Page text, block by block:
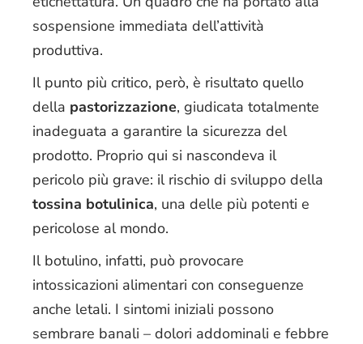
sospensione immediata dell’attività
produttiva.
Il punto più critico, però, è risultato quello
della pastorizzazione, giudicata totalmente
inadeguata a garantire la sicurezza del
prodotto. Proprio qui si nascondeva il
pericolo più grave: il rischio di sviluppo della
tossina botulinica, una delle più potenti e
pericolose al mondo.
Il botulino, infatti, può provocare
intossicazioni alimentari con conseguenze
anche letali. I sintomi iniziali possono
sembrare banali – dolori addominali e febbre